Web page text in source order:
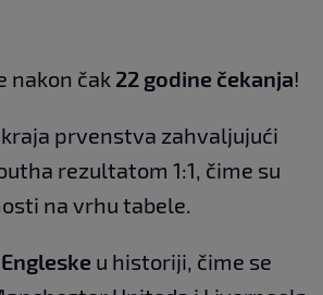
nakon čak 22 godine čekanja!
prvenstva zahvaljujući
rezultatom 1:1, čime su
na vrhu tabele.
u historiji, čime se